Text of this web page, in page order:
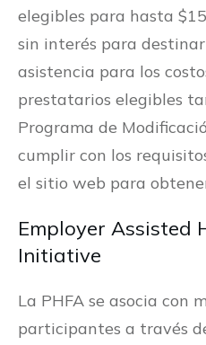
elegibles para hasta
sin interés para
asistencia para los
prestatarios elegibles
Programa de
cumplir con los
el sitio web para
Employer Assisted
Initiative
La PHFA se asocia con
participantes a través